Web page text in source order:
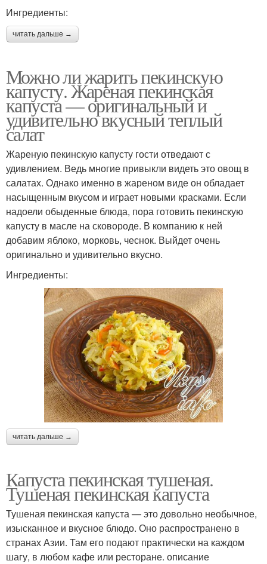
Ингредиенты:
читать дальше →
Можно ли жарить пекинскую
капусту. Жареная пекинская
капуста — оригинальный и
удивительно вкусный теплый
салат
Жареную пекинскую капусту гости отведают с
удивлением. Ведь многие привыкли видеть это овощ в
салатах. Однако именно в жареном виде он обладает
насыщенным вкусом и играет новыми красками. Если
надоели обыденные блюда, пора готовить пекинскую
капусту в масле на сковороде. В компанию к ней
добавим яблоко, морковь, чеснок. Выйдет очень
оригинально и удивительно вкусно.
Ингредиенты:
читать дальше →
Капуста пекинская тушеная.
Тушеная пекинская капуста
Тушеная пекинская капуста — это довольно необычное,
изысканное и вкусное блюдо. Оно распространено в
странах Азии. Там его подают практически на каждом
шагу, в любом кафе или ресторане. описание